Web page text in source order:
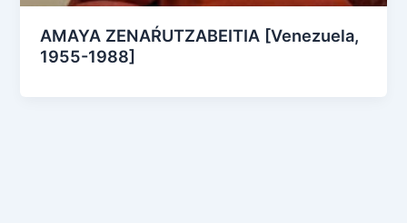
AMAYA ZENAŔUTZABEITIA [Venezuela,
1955-1988]